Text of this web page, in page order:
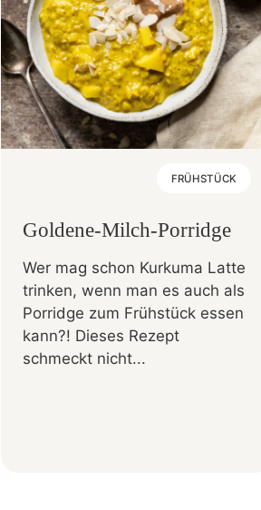
FRÜHSTÜCK
Goldene-Milch-Porridge
Wer mag schon Kurkuma Latte
trinken, wenn man es auch als
Porridge zum Frühstück essen
kann?! Dieses Rezept
schmeckt nicht...